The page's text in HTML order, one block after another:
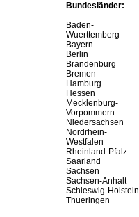
Bundesländer:
Baden-
Wuerttemberg
Bayern
Berlin
Brandenburg
Bremen
Hamburg
Hessen
Mecklenburg-
Vorpommern
Niedersachsen
Nordrhein-
Westfalen
Rheinland-Pfalz
Saarland
Sachsen
Sachsen-Anhalt
Schleswig-Holstein
Thueringen